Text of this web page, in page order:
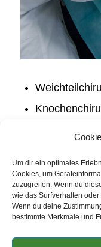
Um dir ein optimales
Cookies, um
zuzugreifen. Wenn du
wie das Surfverhalten
Wenn du deine
bestimmte Merkmale und
kleine